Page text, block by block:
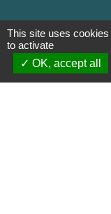
Liens
PREFECTURE
LOIRE
This site uses
to activate
OK, accept all